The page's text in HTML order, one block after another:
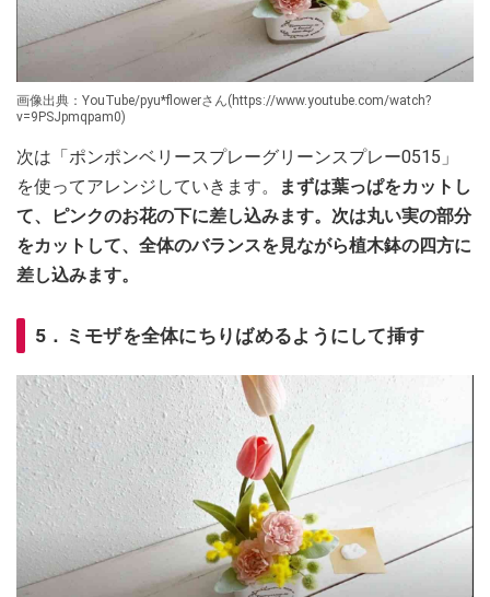
画像出典：YouTube/pyu*flowerさん(https://www.youtube.com/watch?
v=9PSJpmqpam0)
次は「ポンポンベリースプレーグリーンスプレー0515」
を使ってアレンジしていきます。
まずは葉っぱをカットし
て、ピンクのお花の下に差し込みます。次は丸い実の部分
をカットして、全体のバランスを見ながら植木鉢の四方に
差し込みます。
5．ミモザを全体にちりばめるようにして挿す